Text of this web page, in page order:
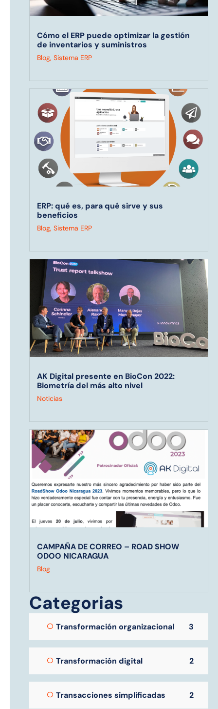
Cómo el ERP puede optimizar la gestión
de inventarios y suministros
Blog, Sistema ERP
ERP: qué es, para qué sirve y sus
beneficios
Blog, Sistema ERP
AK Digital presente en BioCon 2022:
Biometría del más alto nivel
Noticias
CAMPAÑA DE CORREO – ROAD SHOW
ODOO NICARAGUA
Blog
Categorias
Transformación organizacional 3
Transformación digital 2
Transacciones simplificadas 2